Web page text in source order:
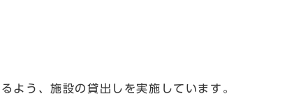
よう、施設の貸出しを実施しています。